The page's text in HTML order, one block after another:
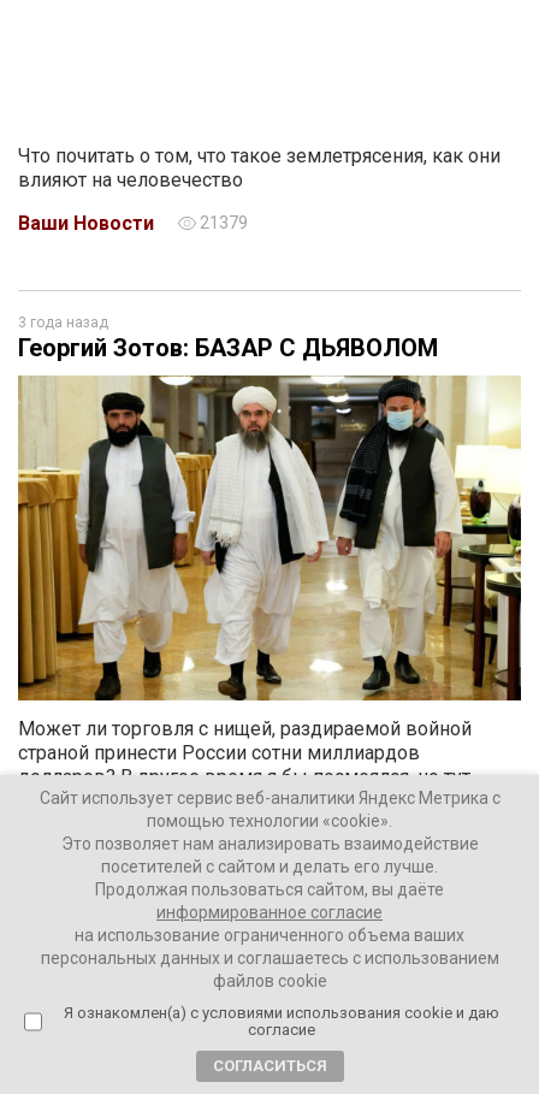
Что почитать о том, что такое землетрясения, как они
влияют на человечество
Ваши Новости
21379
3 года назад
Георгий Зотов: БАЗАР С ДЬЯВОЛОМ
Может ли торговля с нищей, раздираемой войной
страной принести России сотни миллиардов
долларов? В другое время я бы посмеялся, но тут
выясняется интересное…
Георгий Зотов
20974
3 года назад
Один мальчик проговорился
Сайт использует сервис веб-аналитики Яндекс Метрика с
помощью технологии «cookie».
Это позволяет нам анализировать взаимодействие
посетителей с сайтом и делать его лучше.
Продолжая пользоваться сайтом, вы даёте
информированное согласие
на использование ограниченного объема ваших
персональных данных и соглашаетесь с использованием
файлов cookie
Я ознакомлен(а) с условиями использования cookie и даю
согласие
СОГЛАСИТЬСЯ